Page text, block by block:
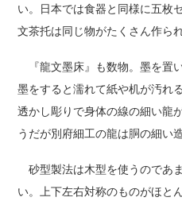
い。日本では食器と同様に五枚
文茶托は同じ物がたくさん作ら
『龍文墨床』も数物。墨を置
墨をすると濡れて紙や机が汚れ
透かし彫りで身体の線の細い龍
うだが別府細工の龍は胴の細い
砂型製法は木型を使うのであ
い。上下左右対称のものがほと